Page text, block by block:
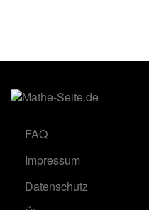
FAQ
Impressum
Datenschutz